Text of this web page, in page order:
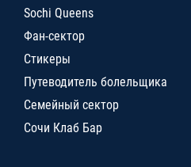
Sochi Queens
Фан-сектор
Стикеры
Путеводитель болельщика
Семейный сектор
Сочи Клаб Бар